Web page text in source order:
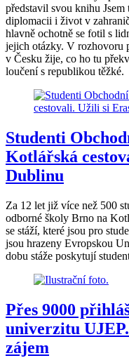
představil svou knihu
diplomacii i život v
hlavně ochotně se fotil s
jejich otázky. V rozhovoru
v Česku žije, co ho tu
loučení s republikou těžké.
Studenti
Kotlářská
Dublinu
Za 12 let již více než 500
odborné školy Brno na
se stáží, které jsou pro
jsou hrazeny Evropskou
dobu stáže poskytují
Přes 9000
univerzitu
zájem